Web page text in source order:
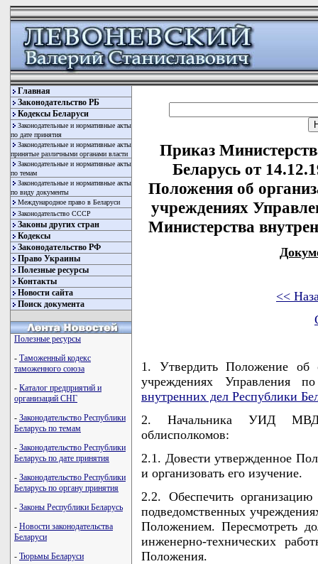
Главная
Законодательство РБ
Кодексы Беларуси
Законодательные и нормативные акты
по дате принятия
Законодательные и нормативные акты
принятые различными органами власти
Законодательные и нормативные акты
по темам
Законодательные и нормативные акты
по виду документы
Международное право в Беларуси
Законодательство СССР
Законы других стран
Кодексы
Законодательство РФ
Право Украины
Полезные ресурсы
Контакты
Новости сайта
Поиск документа
Полезные ресурсы
- Таможенный кодекс
таможенного союза
- Каталог предприятий и
организаций СНГ
- Законодательство Республики
Беларусь по темам
- Законодательство Республики
Беларусь по дате принятия
- Законодательство Республики
Беларусь по органу принятия
- Законы Республики Беларусь
- Новости законодательства
Беларуси
- Тюрьмы Беларуси
Приказ
Беларусь от
Положения об
учреждениях
Министерства
<<
1. Утвердить Положение об
учреждениях Управления
внутренних дел Республики
2. Начальника УИД
облисполкомов:
2.1. Довести утвержденное
и организовать его изучение.
2.2. Обеспечить
подведомственных
Положением. Пересмотреть
инженерно-технических
Положения.